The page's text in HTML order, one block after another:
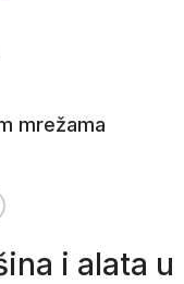
mrežama
i alata u